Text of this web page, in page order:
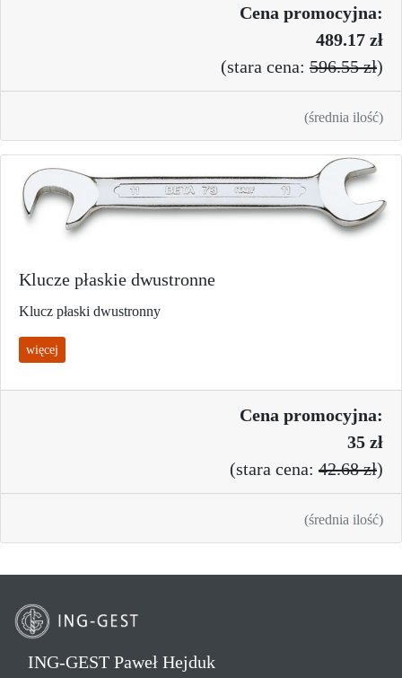
Cena promocyjna:
489.17 zł
(stara cena: 596.55 zł)
(średnia ilość)
Klucze płaskie dwustronne
Klucz płaski dwustronny
więcej
Cena promocyjna:
35 zł
(stara cena: 42.68 zł)
(średnia ilość)
ING-GEST Paweł Hejduk